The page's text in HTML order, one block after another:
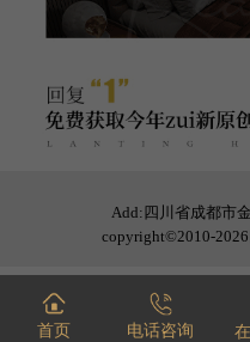
Add:四川省成都市
copyright©2010-
首页 电话咨询